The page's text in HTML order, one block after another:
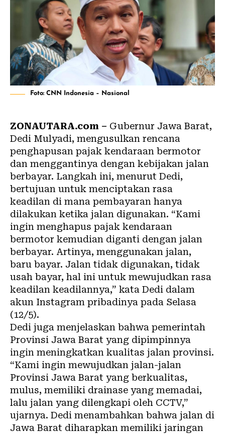
Foto: CNN Indonesia – Nasional
ZONAUTARA.com – Gubernur Jawa Barat,
Dedi Mulyadi, mengusulkan rencana
penghapusan pajak kendaraan bermotor
dan menggantinya dengan kebijakan jalan
berbayar. Langkah ini, menurut Dedi,
bertujuan untuk menciptakan rasa
keadilan di mana pembayaran hanya
dilakukan ketika jalan digunakan. “Kami
ingin menghapus pajak kendaraan
bermotor kemudian diganti dengan jalan
berbayar. Artinya, menggunakan jalan,
baru bayar. Jalan tidak digunakan, tidak
usah bayar, hal ini untuk mewujudkan rasa
keadilan keadilannya,” kata Dedi dalam
akun Instagram pribadinya pada Selasa
(12/5).
Dedi juga menjelaskan bahwa pemerintah
Provinsi Jawa Barat yang dipimpinnya
ingin meningkatkan kualitas jalan provinsi.
“Kami ingin mewujudkan jalan-jalan
Provinsi Jawa Barat yang berkualitas,
mulus, memiliki drainase yang memadai,
lalu jalan yang dilengkapi oleh CCTV,”
ujarnya. Dedi menambahkan bahwa jalan di
Jawa Barat diharapkan memiliki jaringan